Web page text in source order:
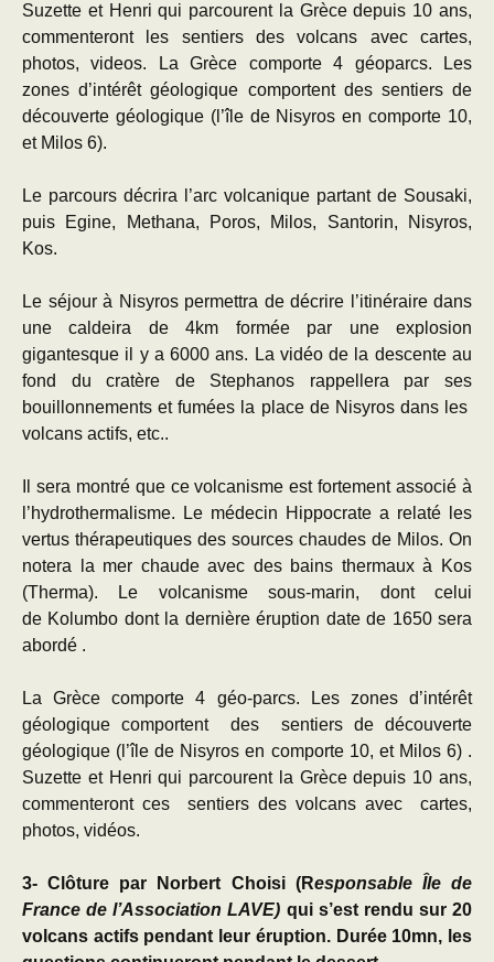
Suzette et Henri qui parcourent la Grèce depuis 10 ans,
commenteront les sentiers des volcans avec cartes,
photos, videos. La Grèce comporte 4 géoparcs. Les
zones d’intérêt géologique comportent des sentiers de
découverte géologique (l’île de Nisyros en comporte 10,
et Milos 6).
Le parcours décrira l’arc volcanique partant de Sousaki,
puis Egine, Methana, Poros, Milos, Santorin, Nisyros,
Kos.
Le séjour à Nisyros permettra de décrire l’itinéraire dans
une caldeira de 4km formée par une explosion
gigantesque il y a 6000 ans. La vidéo de la descente au
fond du cratère de Stephanos rappellera par ses
bouillonnements et fumées la place de Nisyros dans les
volcans actifs, etc..
Il sera montré que ce volcanisme est fortement associé à
l’hydrothermalisme. Le médecin Hippocrate a relaté les
vertus thérapeutiques des sources chaudes de Milos. On
notera la mer chaude avec des bains thermaux à Kos
(Therma). Le volcanisme sous-marin, dont celui
de Kolumbo dont la dernière éruption date de 1650 sera
abordé .
La Grèce comporte 4 géo-parcs. Les zones d’intérêt
géologique comportent des sentiers de découverte
géologique (l’île de Nisyros en comporte 10, et Milos 6) .
Suzette et Henri qui parcourent la Grèce depuis 10 ans,
commenteront ces sentiers des volcans avec cartes,
photos, vidéos.
3- Clôture par Norbert Choisi (Responsable Île de
France de l’Association LAVE) qui s’est rendu sur 20
volcans actifs pendant leur éruption. Durée 10mn, les